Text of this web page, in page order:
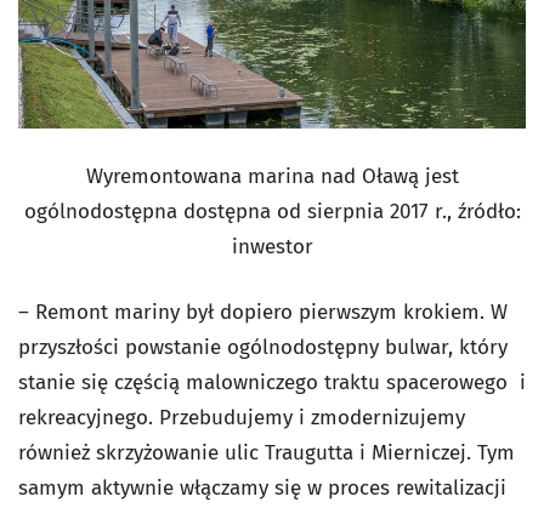
Wyremontowana marina nad Oławą jest
ogólnodostępna dostępna od sierpnia 2017 r., źródło:
inwestor
– Remont mariny był dopiero pierwszym krokiem. W
przyszłości powstanie ogólnodostępny bulwar, który
stanie się częścią malowniczego traktu spacerowego i
rekreacyjnego. Przebudujemy i zmodernizujemy
również skrzyżowanie ulic Traugutta i Mierniczej. Tym
samym aktywnie włączamy się w proces rewitalizacji